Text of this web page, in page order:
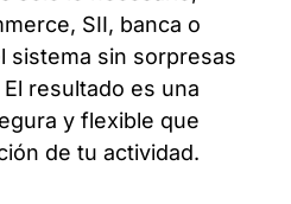
SII, banca o
sistema sin sorpresas
resultado es una
y flexible que
de tu actividad.